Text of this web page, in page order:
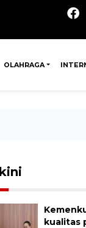
OLAHRAGA
kualitas